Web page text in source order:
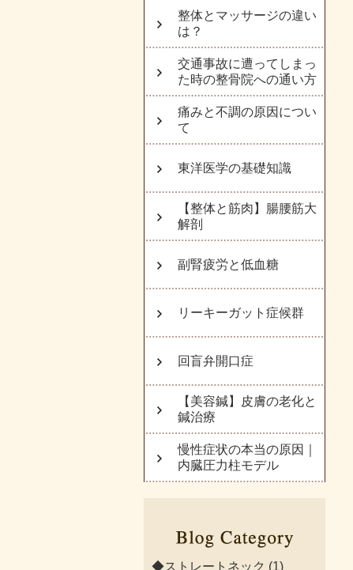
整体とマッサージの違い
は？
交通事故に遭ってしまっ
た時の整骨院への通い方
痛みと不調の原因につい
て
東洋医学の基礎知識
【整体と筋肉】腸腰筋大
解剖
副腎疲労と低血糖
リーキーガット症候群
回盲弁開口症
【美容鍼】皮膚の老化と
鍼治療
慢性症状の本当の原因｜
内臓圧力柱モデル
◆ストレートネック (1)